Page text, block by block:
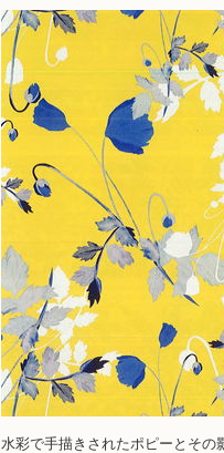
水彩で手描きされたポピーとその